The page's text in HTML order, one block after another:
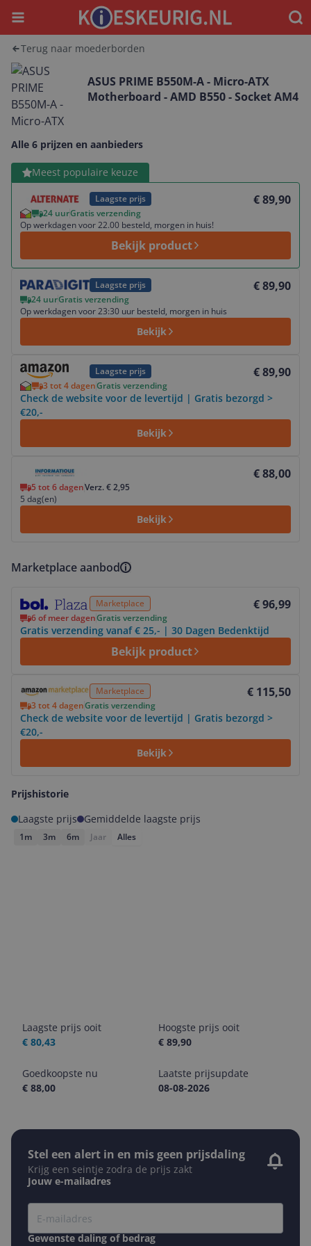
Menu
Terug naar moederborden
ASUS PRIME B550M-A - Micro-ATX
Motherboard - AMD B550 - Socket AM4
Alle 6 prijzen en aanbieders
Meest populaire keuze
Laagste prijs € 89,90
24 uurGratis verzending
Op werkdagen voor 22.00 besteld, morgen in huis!
Bekijk product
Bekijk product
Laagste prijs € 89,90
24 uurGratis verzending
Op werkdagen voor 23:30 uur besteld, morgen in huis
Bekijk
Bekijk product
Laagste prijs € 89,90
3 tot 4 dagenGratis verzending
Check de website voor de levertijd | Gratis bezorgd >
€20,-
Bekijk
Bekijk product
€ 88,00
5 tot 6 dagenVerz. € 2,95
5 dag(en)
Bekijk
Marketplace aanbod
Marketplace € 96,99
6 of meer dagenGratis verzending
Gratis verzending vanaf € 25,- | 30 Dagen Bedenktijd
Bekijk product
Marketplace € 115,50
3 tot 4 dagenGratis verzending
Check de website voor de levertijd | Gratis bezorgd >
€20,-
Bekijk
Prijshistorie
Laagste prijs
Gemiddelde laagste prijs
1m 3m 6m Jaar Alles
Laagste prijs ooit
€ 80,43
Hoogste prijs ooit
€ 89,90
Goedkoopste nu
€ 88,00
Laatste prijsupdate
08-08-2026
Stel een alert in en mis geen prijsdaling
Krijg een seintje zodra de prijs zakt
Jouw e-mailadres
Gewenste daling of bedrag